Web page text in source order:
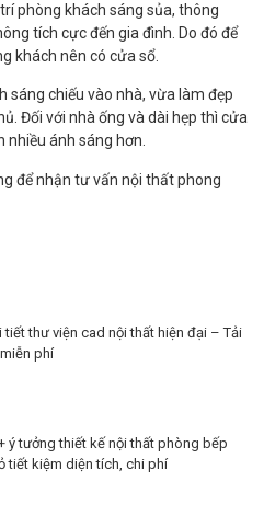
phòng khách sáng sủa, thông
tích cực đến gia đình. Do đó để
khách nên có cửa sổ.
sáng chiếu vào nhà, vừa làm đẹp
Đối với nhà ống và dài hẹp thì cửa
nhiều ánh sáng hơn.
để nhận tư vấn nội thất phong
tiết thư viện cad nội thất hiện đại – Tải
phí
ý tưởng thiết kế nội thất phòng bếp
tiết kiệm diện tích, chi phí